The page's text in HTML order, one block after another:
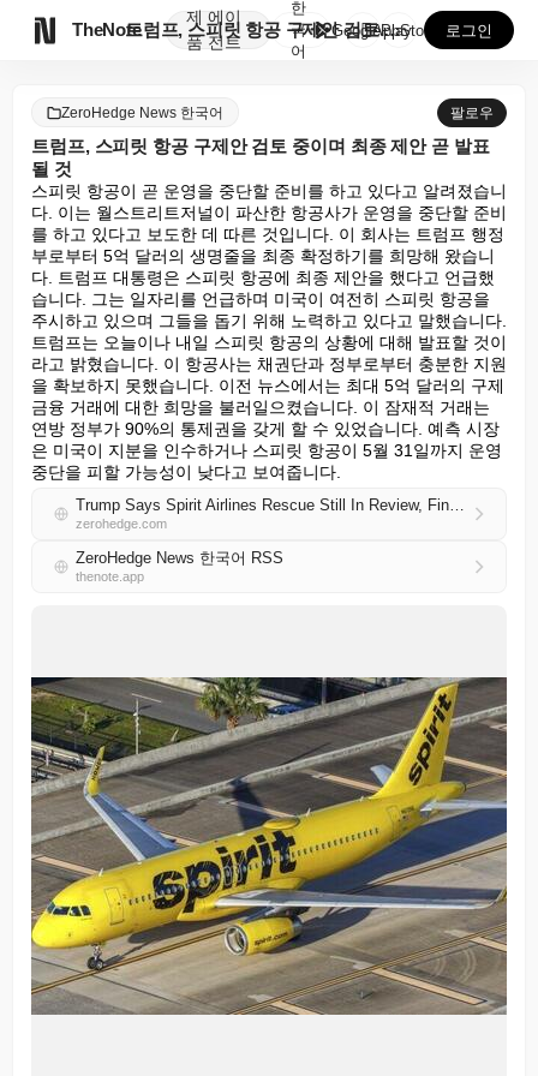
TheNote
제
품
에이
전트
트럼프, 스피릿 항공 구제안 검토 중이며 최종 제안 곧...
한
국
어
GooglePlay
AppStore 로그인
ZeroHedge News 한국어 팔로우
트럼프, 스피릿 항공 구제안 검토 중이며 최종 제안 곧 발표
될 것
스피릿 항공이 곧 운영을 중단할 준비를 하고 있다고 알려졌습니
다. 이는 월스트리트저널이 파산한 항공사가 운영을 중단할 준비
를 하고 있다고 보도한 데 따른 것입니다. 이 회사는 트럼프 행정
부로부터 5억 달러의 생명줄을 최종 확정하기를 희망해 왔습니
다. 트럼프 대통령은 스피릿 항공에 최종 제안을 했다고 언급했
습니다. 그는 일자리를 언급하며 미국이 여전히 스피릿 항공을
주시하고 있으며 그들을 돕기 위해 노력하고 있다고 말했습니다.
트럼프는 오늘이나 내일 스피릿 항공의 상황에 대해 발표할 것이
라고 밝혔습니다. 이 항공사는 채권단과 정부로부터 충분한 지원
을 확보하지 못했습니다. 이전 뉴스에서는 최대 5억 달러의 구제
금융 거래에 대한 희망을 불러일으켰습니다. 이 잠재적 거래는
연방 정부가 90%의 통제권을 갖게 할 수 있었습니다. 예측 시장
은 미국이 지분을 인수하거나 스피릿 항공이 5월 31일까지 운영
중단을 피할 가능성이 낮다고 보여줍니다.
Trump Says Spirit Airlines Rescue Still In Review, Final Proposal Coming
zerohedge.com
ZeroHedge News 한국어 RSS
thenote.app